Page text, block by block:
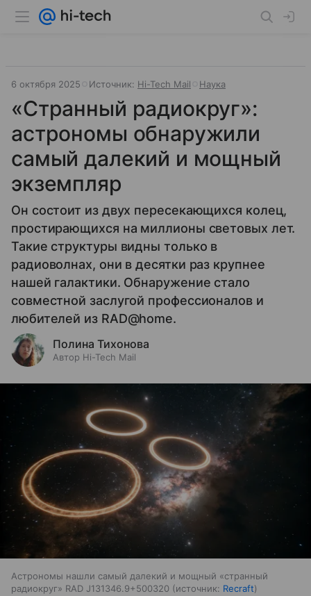
6 октября 2025 Источник: Hi-Tech Mail Наука
«Странный радиокруг»:
астрономы обнаружили
самый далекий и мощный
экземпляр
Он состоит из двух пересекающихся колец,
простирающихся на миллионы световых лет.
Такие структуры видны только в
радиоволнах, они в десятки раз крупнее
нашей галактики. Обнаружение стало
совместной заслугой профессионалов и
любителей из RAD@home.
Полина Тихонова
Автор Hi-Tech Mail
Астрономы нашли самый далекий и мощный «странный
радиокруг» RAD J131346.9+500320
источник: Recraft